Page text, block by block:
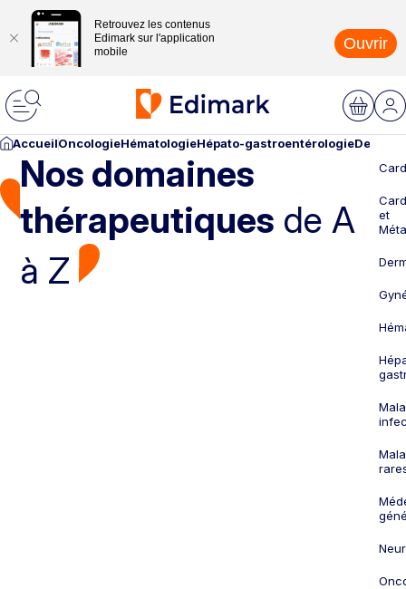
Retrouvez les contenus
Edimark sur l'application
mobile
Ouvrir
AccueilOncologieHématologieHépato-gastroentérologie
Nos domaines
thérapeutiques de A
à Z
et